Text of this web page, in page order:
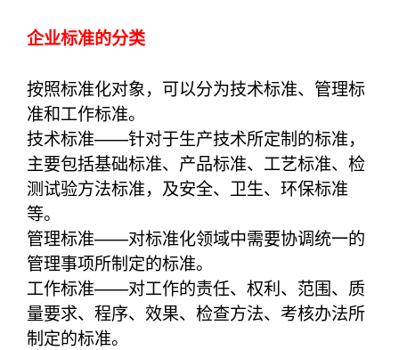
企业标准的分类
按照标准化对象，可以分为技术标准、管理标
准和工作标准。
技术标准——针对于生产技术所定制的标准，
主要包括基础标准、产品标准、工艺标准、检
测试验方法标准，及安全、卫生、环保标准
等。
管理标准——对标准化领域中需要协调统一的
管理事项所制定的标准。
工作标准——对工作的责任、权利、范围、质
量要求、程序、效果、检查方法、考核办法所
制定的标准。